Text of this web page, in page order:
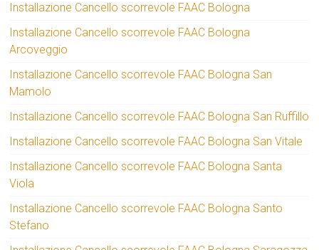
Installazione Cancello scorrevole FAAC Bologna
Installazione Cancello scorrevole FAAC Bologna
Arcoveggio
Installazione Cancello scorrevole FAAC Bologna San
Mamolo
Installazione Cancello scorrevole FAAC Bologna San Ruffillo
Installazione Cancello scorrevole FAAC Bologna San Vitale
Installazione Cancello scorrevole FAAC Bologna Santa
Viola
Installazione Cancello scorrevole FAAC Bologna Santo
Stefano